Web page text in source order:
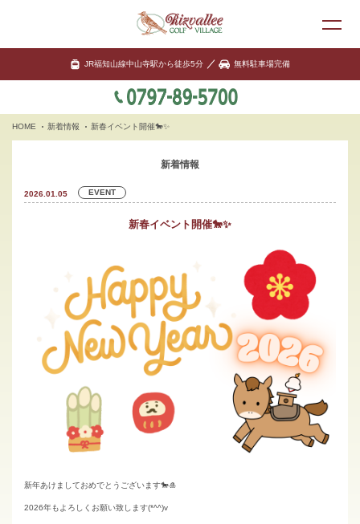
JR福知山線中山寺駅から徒歩5分 無料駐車場完備
HOME 新着情報 新春イベント開催🐎✨
新着情報
2026.01.05 EVENT
新春イベント開催🐎✨
新年あけましておめでとうございます🐎🎍
2026年もよろしくお願い致します(*^^)v